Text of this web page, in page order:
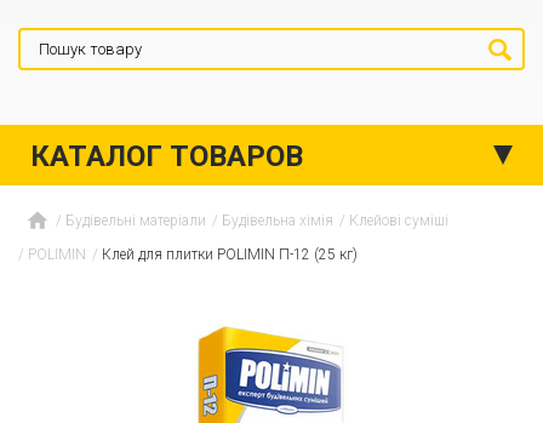
КАТАЛОГ ТОВАРОВ
Будівельні матеріали Будівельна хімія
Клейові суміші
POLIMIN
Клей для плитки POLIMIN П-12 (25 кг)